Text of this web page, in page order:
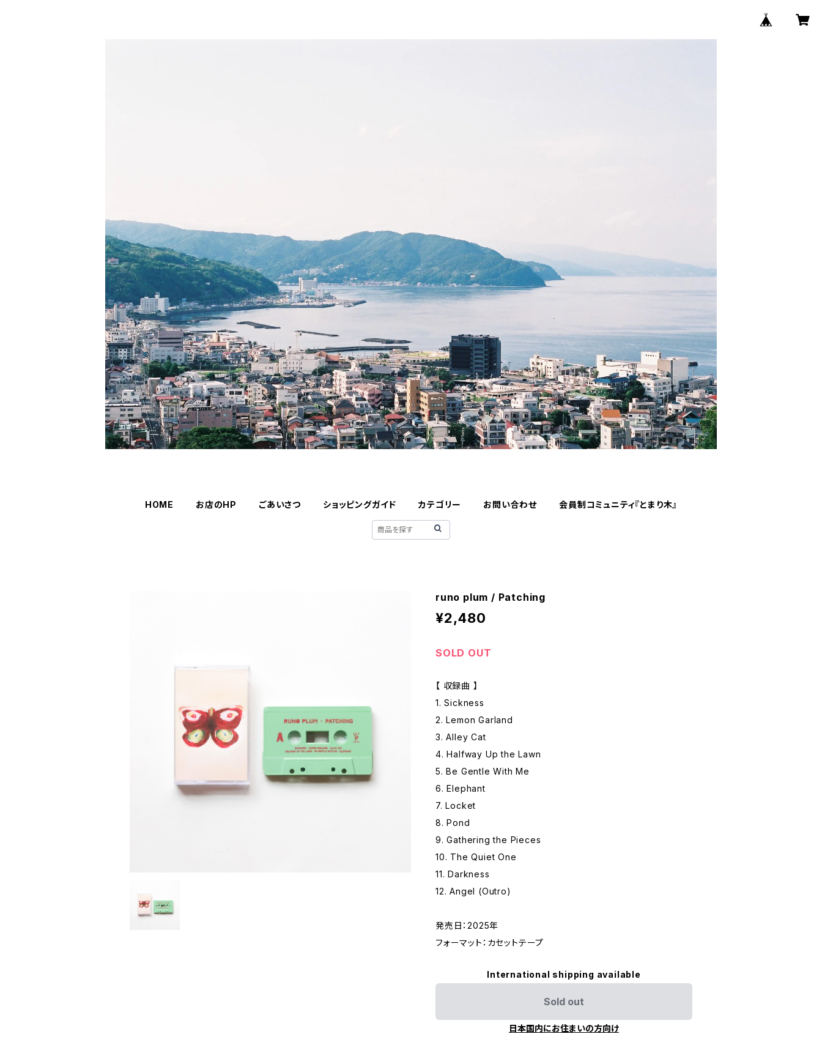
HOME お店のHP ごあいさつ ショッピングガイド カテゴリー お問い合わせ 会員制コミュニティ『とまり木』
runo plum / Patching
¥2,480
SOLD OUT
【 収録曲 】
1. Sickness
2. Lemon Garland
3. Alley Cat
4. Halfway Up the Lawn
5. Be Gentle With Me
6. Elephant
7. Locket
8. Pond
9. Gathering the Pieces
10. The Quiet One
11. Darkness
12. Angel (Outro)
発売日：2025年
フォーマット：カセットテープ
International shipping available
Sold out
日本国内にお住まいの方向け